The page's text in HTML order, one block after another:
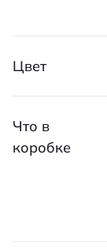
Цвет
Что в
коробке